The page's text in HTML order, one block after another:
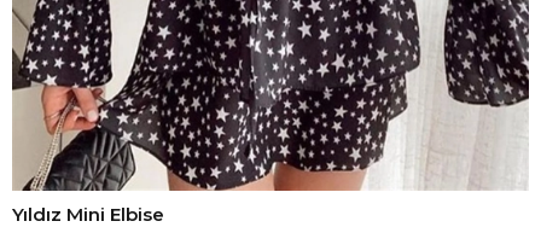
Yıldız Mini Elbise